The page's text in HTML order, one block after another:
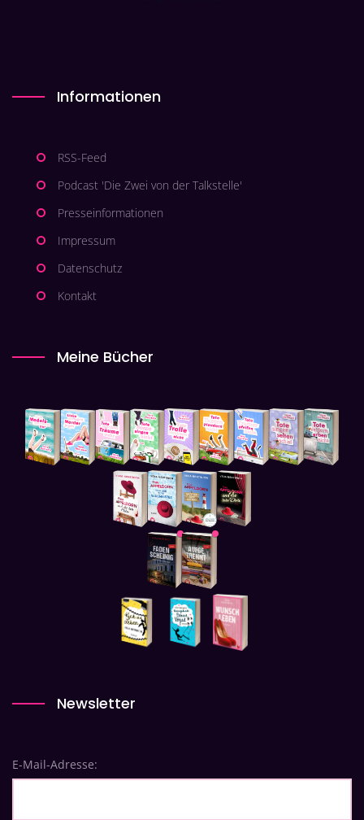
Informationen
RSS-Feed
Podcast 'Die Zwei von der Talkstelle'
Presseinformationen
Impressum
Datenschutz
Kontakt
Meine Bücher
Newsletter
E-Mail-Adresse: